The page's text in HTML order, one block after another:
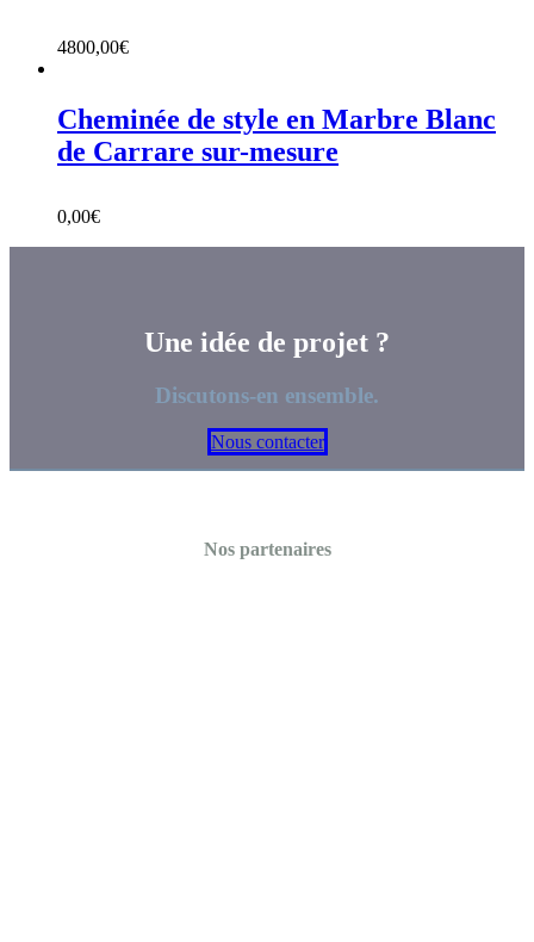
4800,00€
Cheminée de style en Marbre Blanc
de Carrare sur-mesure
0,00€
Une idée de projet ?
Discutons-en ensemble.
Nous contacter
Nos partenaires